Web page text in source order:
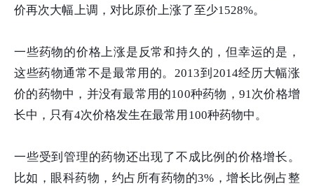
价再次大幅上调，对比原价上涨了至少1528%。
一些药物的价格上涨是反常和持久的，但幸运的是，
这些药物通常不是最常用的。2013到2014经历大幅涨
价的药物中，并没有最常用的100种药物，91次价格增
长中，只有4次价格发生在最常用100种药物中。
一些受到管理的药物还出现了不成比例的价格增长。
比如，眼科药物，约占所有药物的3%，增长比例占整